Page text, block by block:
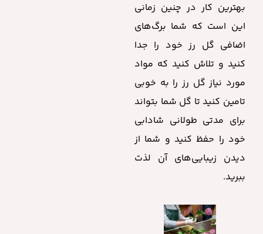
بهترین کار در چنین زمانی
این است که شما برگ‌های
اضافی گل رز خود را جدا
کنید و تلاش کنید که مواد
مورد نیاز گل رز را به خوبی
تامین کنید تا گل شما بتواند
برای مدتی طولانی شادابی
خود را حفظ کنید و شما از
دیدن زیبایی‌های آن لذت
ببرید.